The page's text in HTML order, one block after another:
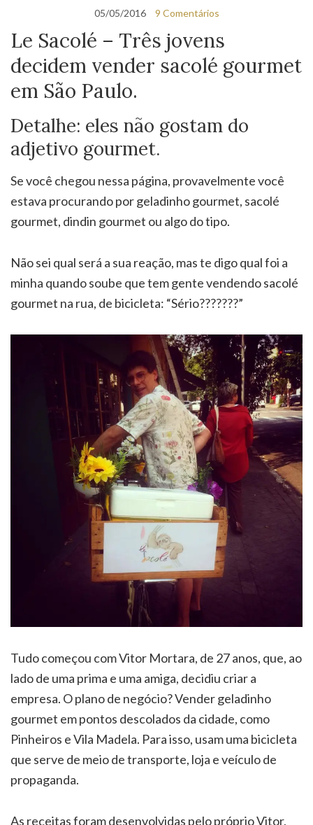
05/05/2016 9 Comentários
Le Sacolé – Três jovens
decidem vender sacolé gourmet
em São Paulo.
Detalhe: eles não gostam do
adjetivo gourmet.
Se você chegou nessa página, provavelmente você
estava procurando por geladinho gourmet, sacolé
gourmet, dindin gourmet ou algo do tipo.
Não sei qual será a sua reação, mas te digo qual foi a
minha quando soube que tem gente vendendo sacolé
gourmet na rua, de bicicleta: “Sério???????”
Tudo começou com Vitor Mortara, de 27 anos, que, ao
lado de uma prima e uma amiga, decidiu criar a
empresa. O plano de negócio? Vender geladinho
gourmet em pontos descolados da cidade, como
Pinheiros e Vila Madela. Para isso, usam uma bicicleta
que serve de meio de transporte, loja e veículo de
propaganda.
As receitas foram desenvolvidas pelo próprio Vitor,